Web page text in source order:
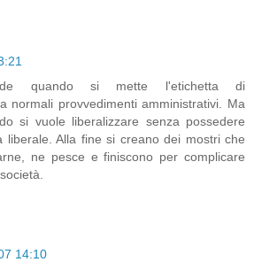
quando si mette l'etichetta di
normali provvedimenti amministrativi. Ma
si vuole liberalizzare senza possedere
liberale. Alla fine si creano dei mostri che
ne pesce e finiscono per complicare
14:10